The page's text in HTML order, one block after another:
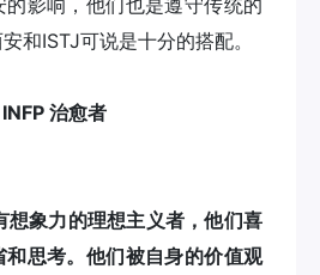
和ISTJ可说是十分的搭配。
INFP 治愈者
想象力的理想主义者，他们喜
思考。他们被自身的价值观